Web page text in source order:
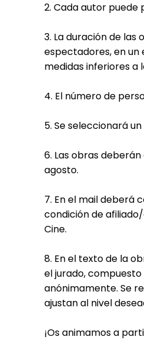
2. Cada autor puede
3. La duración de las
espectadores, en un
medidas inferiores a
4. El número de
5. Se seleccionará
6. Las obras
agosto.
7. En el mail deberá
condición de
Cine.
8. En el texto de la
el jurado,
anónimamente. Se
ajustan al nivel
¡Os animamos a